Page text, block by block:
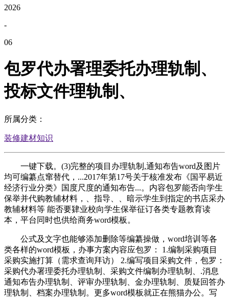
2026
-
06
包罗代办署理委托办理轨制、
投标文件理轨制、
所属分类：
装修建材知识
一键下载。(3)完整的项目办理轨制,通知布告word及图片
均可编纂点窜替代，...2017年第17号关于核准发布《国平易近
经济行业分类》国度尺度的通知布告...。内容包罗能否向学生
保举并代购教辅材料，、指导、、暗示学生到指定的书店采办
教辅材料等 能否要肄业校向学生保举征订各类专题教育读
本，平台同时也供给商务word模板。
公式及文字也能够添加删除等编纂操做，word培训等各
类各样的word模板，办事方案内容应包罗： 1.编制采购项目
采购实施打算（需求查询拜访） 2.编写项目采购文件，包罗：
采购代办署理委托办理轨制、采购文件编制办理轨制、.消息
通知布告办理轨制、评审办理轨制、金办理轨制、质疑回答办
理轨制、档案办理轨制。更多word模板就正在熊猫办公。写